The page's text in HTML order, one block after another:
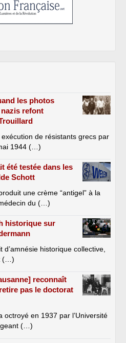
les photos
refont
de résistants grecs par
1944 (…)
été testée dans les
Schott
une crème “antigel” à la
du (…)
historique sur
d’amnésie historique collective,
(…)
reconnaît
pas le doctorat
en 1937 par l’Université
(…)